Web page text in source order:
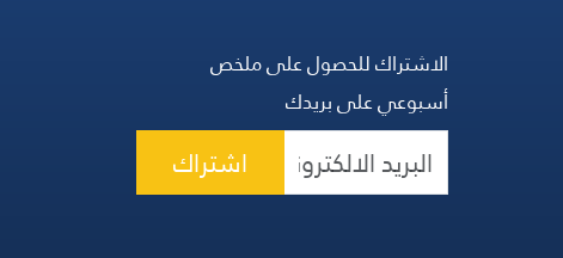
الاشتراك للحصول على ملخص
أسبوعي على بريدك
اشتراك